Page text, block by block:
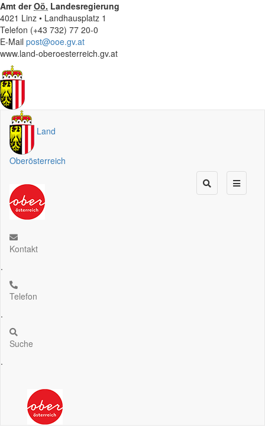
Amt derOö. Landesregierung
4021 Linz • Landhausplatz 1
Telefon (+43 732) 77 20-0
E-Mail post@ooe.gv.at
www.land-oberoesterreich.gv.at
Land
Oberösterreich
Kontakt
.
Telefon
.
Suche
.